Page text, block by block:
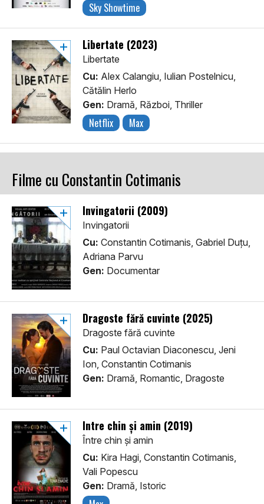
Sky Showtime
Libertate (2023)
Libertate
Cu: Alex Calangiu, Iulian Postelnicu,
Cătălin Herlo
Gen: Dramă, Război, Thriller
Netflix Max
Filme cu Constantin Cotimanis
Invingatorii (2009)
Invingatorii
Cu: Constantin Cotimanis, Gabriel Duțu,
Adriana Parvu
Gen: Documentar
Dragoste fără cuvinte (2025)
Dragoste fără cuvinte
Cu: Paul Octavian Diaconescu, Jeni
Ion, Constantin Cotimanis
Gen: Dramă, Romantic, Dragoste
Între chin și amin (2019)
Între chin și amin
Cu: Kira Hagi, Constantin Cotimanis,
Vali Popescu
Gen: Dramă, Istoric